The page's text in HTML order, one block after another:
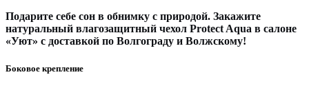
Подарите себе сон в обнимку с природой. Закажите
натуральный влагозащитный чехол Protect Aqua в салоне
«Уют» с доставкой по Волгограду и Волжскому!
Боковое крепление